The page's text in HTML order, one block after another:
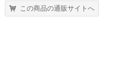
この商品の通販サイトへ